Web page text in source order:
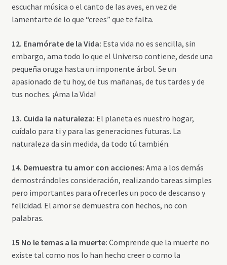
escuchar música o el canto de las aves, en vez de
lamentarte de lo que “crees” que te falta.
12. Enamórate de la Vida: Esta vida no es sencilla, sin
embargo, ama todo lo que el Universo contiene, desde una
pequeña oruga hasta un imponente árbol. Se un
apasionado de tu hoy, de tus mañanas, de tus tardes y de
tus noches. ¡Ama la Vida!
13. Cuida la naturaleza: El planeta es nuestro hogar,
cuídalo para ti y para las generaciones futuras. La
naturaleza da sin medida, da todo tú también.
14. Demuestra tu amor con acciones: Ama a los demás
demostrándoles consideración, realizando tareas simples
pero importantes para ofrecerles un poco de descanso y
felicidad. El amor se demuestra con hechos, no con
palabras.
15 No le temas a la muerte: Comprende que la muerte no
existe tal como nos lo han hecho creer o como la